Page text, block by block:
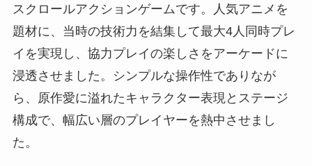
スクロールアクションゲームです。人気アニメを
題材に、当時の技術力を結集して最大4人同時プレ
イを実現し、協力プレイの楽しさをアーケードに
浸透させました。シンプルな操作性でありなが
ら、原作愛に溢れたキャラクター表現とステージ
構成で、幅広い層のプレイヤーを熱中させまし
た。